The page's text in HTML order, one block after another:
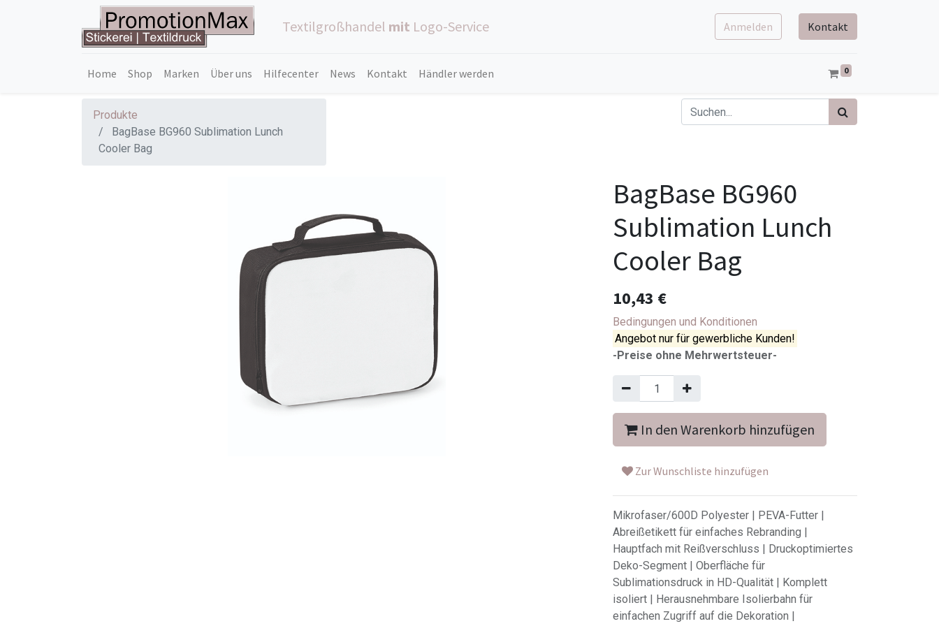
Textilgroßhandel mit Logo-Service Anmelden Kontakt
Home Shop Marken Über uns Hilfecenter News Kontakt Händler werden 0
Produkte
BagBase BG960 Sublimation Lunch
Cooler Bag
BagBase BG960
Sublimation Lunch
Cooler Bag
10,43 €
Bedingungen und Konditionen
Angebot nur für gewerbliche Kunden!
-Preise ohne Mehrwertsteuer-
In den Warenkorb hinzufügen
Zur Wunschliste hinzufügen
Mikrofaser/600D Polyester | PEVA-Futter |
Abreißetikett für einfaches Rebranding |
Hauptfach mit Reißverschluss | Druckoptimiertes
Deko-Segment | Oberfläche für
Sublimationsdruck in HD-Qualität | Komplett
isoliert | Herausnehmbare Isolierbahn für
einfachen Zugriff auf die Dekoration |